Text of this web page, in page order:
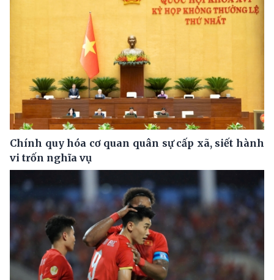
Chính quy hóa cơ quan quân sự cấp xã, siết hành
vi trốn nghĩa vụ